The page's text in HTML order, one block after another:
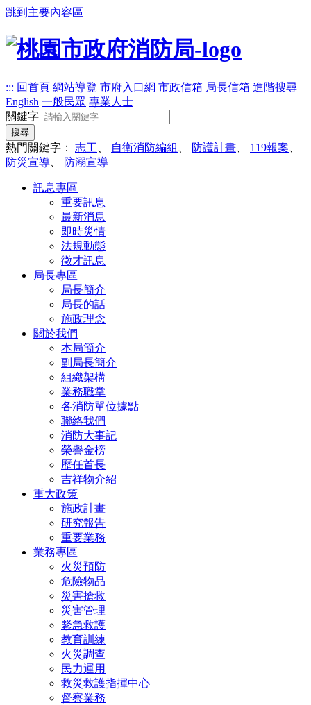
跳到主要內容區
::: 回首頁 網站導覽 市府入口網 市政信箱 局長信箱 進階搜尋
English 一般民眾 專業人士
關鍵字
搜尋
熱門關鍵字： 志工 自衛消防編組 防護計畫 119報案
防災宣導
防溺宣導
訊息專區
重要訊息
最新消息
即時災情
法規動態
徵才訊息
局長專區
局長簡介
局長的話
施政理念
關於我們
本局簡介
副局長簡介
組織架構
業務職掌
各消防單位據點
聯絡我們
消防大事記
榮譽金榜
歷任首長
吉祥物介紹
重大政策
施政計畫
研究報告
重要業務
業務專區
火災預防
危險物品
災害搶救
災害管理
緊急救護
教育訓練
火災調查
民力運用
救災救護指揮中心
督察業務